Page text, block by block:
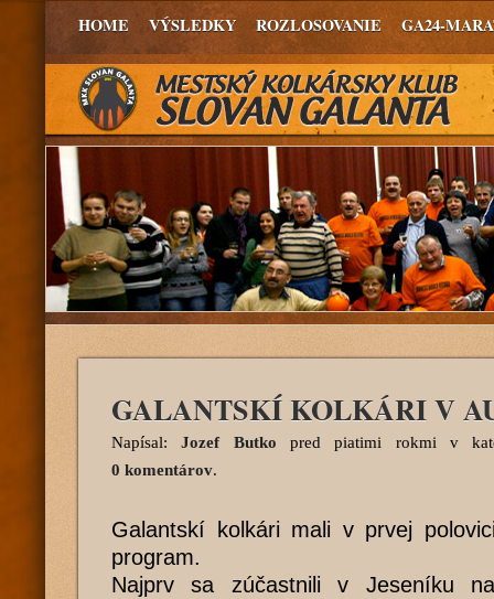
HOME VÝSLEDKY ROZLOSOVANIE GA24-
GALANTSKÍ KOLKÁRI V
Napísal:Jozef Butko pred piatimi rokmi v
0 komentárov.
Galantskí kolkári mali v prvej
program.
Najprv sa zúčastnili v Jeseníku